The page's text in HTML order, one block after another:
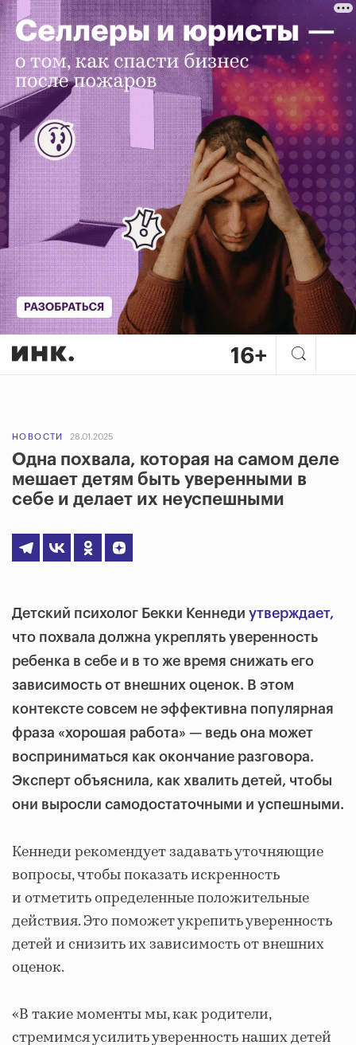
НОВОСТИ 28.01.2025
Одна похвала, которая на самом деле
мешает детям быть уверенными в
себе и делает их неуспешными
Детский психолог Бекки Кеннеди утверждает,
что похвала должна укреплять уверенность
ребенка в себе и в то же время снижать его
зависимость от внешних оценок. В этом
контексте совсем не эффективна популярная
фраза «хорошая работа» — ведь она может
восприниматься как окончание разговора.
Эксперт объяснила, как хвалить детей, чтобы
они выросли самодостаточными и успешными.
Кеннеди рекомендует задавать уточняющие
вопросы, чтобы показать искренность
и отметить определенные положительные
действия. Это поможет укрепить уверенность
детей и снизить их зависимость от внешних
оценок.
«В такие моменты мы, как родители,
стремимся усилить уверенность наших детей